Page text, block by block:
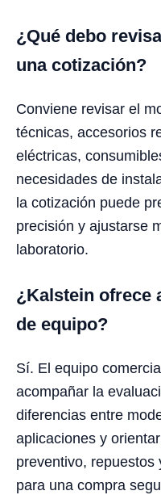
¿Qué debo
una cotización?
Conviene revisar el
técnicas, accesorios
eléctricas,
necesidades de
la cotización puede
precisión y ajustarse
laboratorio.
¿Kalstein ofrece
de equipo?
Sí. El equipo
acompañar la
diferencias entre
aplicaciones y
preventivo, repuestos
para una compra